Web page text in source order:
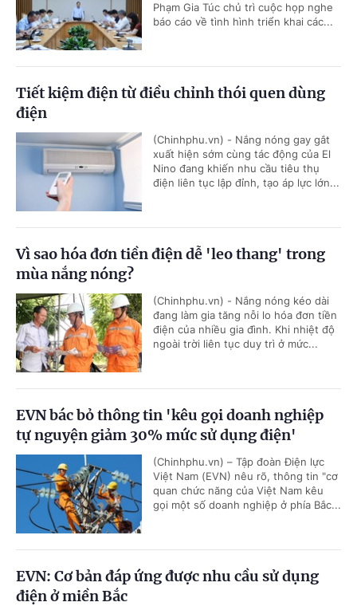
Phạm Gia Túc chủ trì cuộc họp nghe
báo cáo về tình hình triển khai các...
Tiết kiệm điện từ điều chỉnh thói quen dùng
điện
(Chinhphu.vn) - Nắng nóng gay gắt
xuất hiện sớm cùng tác động của El
Nino đang khiến nhu cầu tiêu thụ
điện liên tục lập đỉnh, tạo áp lực lớn...
Vì sao hóa đơn tiền điện dễ 'leo thang' trong
mùa nắng nóng?
(Chinhphu.vn) - Nắng nóng kéo dài
đang làm gia tăng nỗi lo hóa đơn tiền
điện của nhiều gia đình. Khi nhiệt độ
ngoài trời liên tục duy trì ở mức...
EVN bác bỏ thông tin 'kêu gọi doanh nghiệp
tự nguyện giảm 30% mức sử dụng điện'
(Chinhphu.vn) – Tập đoàn Điện lực
Việt Nam (EVN) nêu rõ, thông tin "cơ
quan chức năng của Việt Nam kêu
gọi một số doanh nghiệp ở phía Bắc...
EVN: Cơ bản đáp ứng được nhu cầu sử dụng
điện ở miền Bắc